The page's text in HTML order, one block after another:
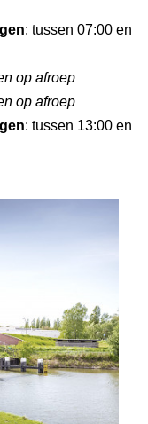
: tussen 07:00 en
op afroep
op afroep
: tussen 13:00 en